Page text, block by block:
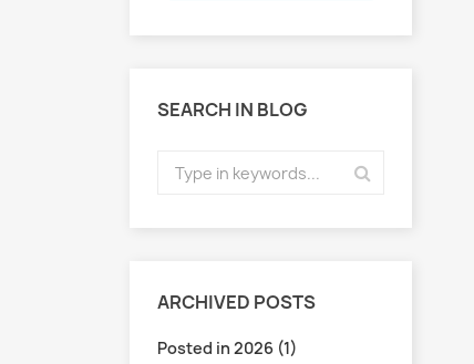
SEARCH IN BLOG
ARCHIVED POSTS
Posted in 2026 (1)